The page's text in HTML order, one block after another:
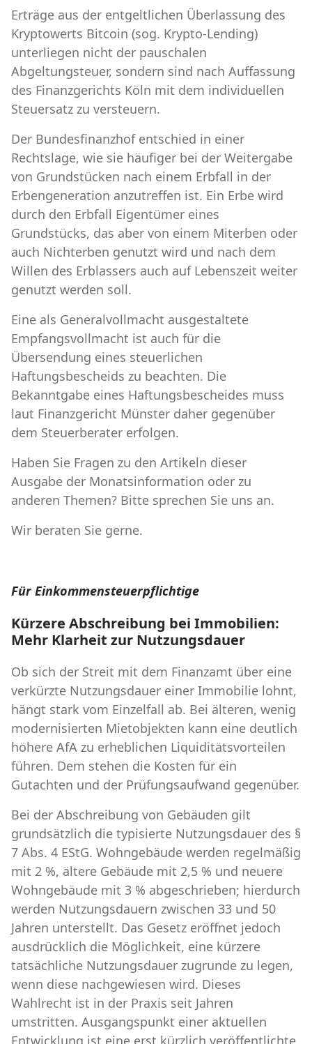
Erträge aus der entgeltlichen Überlassung des
Kryptowerts Bitcoin (sog. Krypto-Lending)
unterliegen nicht der pauschalen
Abgeltungsteuer, sondern sind nach Auffassung
des Finanzgerichts Köln mit dem individuellen
Steuersatz zu versteuern.
Der Bundesfinanzhof entschied in einer
Rechtslage, wie sie häufiger bei der Weitergabe
von Grundstücken nach einem Erbfall in der
Erbengeneration anzutreffen ist. Ein Erbe wird
durch den Erbfall Eigentümer eines
Grundstücks, das aber von einem Miterben oder
auch Nichterben genutzt wird und nach dem
Willen des Erblassers auch auf Lebenszeit weiter
genutzt werden soll.
Eine als Generalvollmacht ausgestaltete
Empfangsvollmacht ist auch für die
Übersendung eines steuerlichen
Haftungsbescheids zu beachten. Die
Bekanntgabe eines Haftungsbescheides muss
laut Finanzgericht Münster daher gegenüber
dem Steuerberater erfolgen.
Haben Sie Fragen zu den Artikeln dieser
Ausgabe der Monatsinformation oder zu
anderen Themen? Bitte sprechen Sie uns an.
Wir beraten Sie gerne.
Für Einkommensteuerpflichtige
Kürzere Abschreibung bei Immobilien:
Mehr Klarheit zur Nutzungsdauer
Ob sich der Streit mit dem Finanzamt über eine
verkürzte Nutzungsdauer einer Immobilie lohnt,
hängt stark vom Einzelfall ab. Bei älteren, wenig
modernisierten Mietobjekten kann eine deutlich
höhere AfA zu erheblichen Liquiditätsvorteilen
führen. Dem stehen die Kosten für ein
Gutachten und der Prüfungsaufwand gegenüber.
Bei der Abschreibung von Gebäuden gilt
grundsätzlich die typisierte Nutzungsdauer des §
7 Abs. 4 EStG. Wohngebäude werden regelmäßig
mit 2 %, ältere Gebäude mit 2,5 % und neuere
Wohngebäude mit 3 % abgeschrieben; hierdurch
werden Nutzungsdauern zwischen 33 und 50
Jahren unterstellt. Das Gesetz eröffnet jedoch
ausdrücklich die Möglichkeit, eine kürzere
tatsächliche Nutzungsdauer zugrunde zu legen,
wenn diese nachgewiesen wird. Dieses
Wahlrecht ist in der Praxis seit Jahren
umstritten. Ausgangspunkt einer aktuellen
Entwicklung ist eine erst kürzlich veröffentlichte